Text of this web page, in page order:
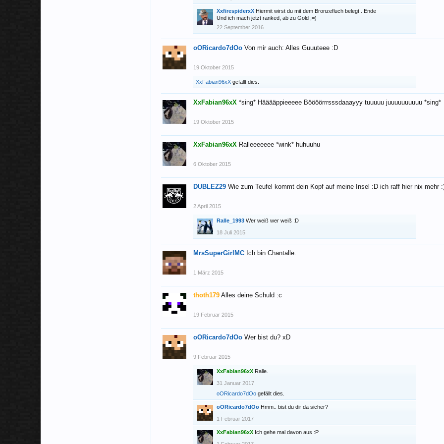
XxfirespiderxX Hiermit wirst du mit dem Bronzefluch belegt . Ende
Und ich mach jetzt ranked, ab zu Gold ;=)
22 September 2016
oORicardo7dOo Von mir auch: Alles Guuuteee :D
19 Oktober 2015
XxFabian96xX gefällt dies.
XxFabian96xX *sing* Hääääppieeeee Böööörrrsssdaaayyy tuuuuu juuuuuuuuuu *sing*
19 Oktober 2015
XxFabian96xX Ralleeeeeee *wink* huhuuhu
6 Oktober 2015
DUBLEZ29 Wie zum Teufel kommt dein Kopf auf meine Insel :D ich raff hier nix mehr
2 April 2015
Ralle_1993 Wer weiß wer weiß :D
18 Juli 2015
MrsSuperGirlMC Ich bin Chantalle.
1 März 2015
thoth179 Alles deine Schuld :c
19 Februar 2015
oORicardo7dOo Wer bist du? xD
9 Februar 2015
XxFabian96xX Ralle.
31 Januar 2017
oORicardo7dOo gefällt dies.
oORicardo7dOo Hmm.. bist du dir da sicher?
1 Februar 2017
XxFabian96xX Ich gehe mal davon aus :P